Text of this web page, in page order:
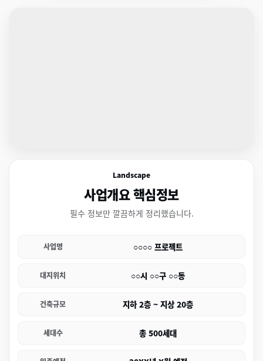
Landscape
사업개요 핵심정보
필수 정보만 깔끔하게 정리했습니다.
사업명 ○○○○ 프로젝트
대지위치 ○○시 ○○구 ○○동
건축규모 지하 2층 ~ 지상 20층
세대수 총 500세대